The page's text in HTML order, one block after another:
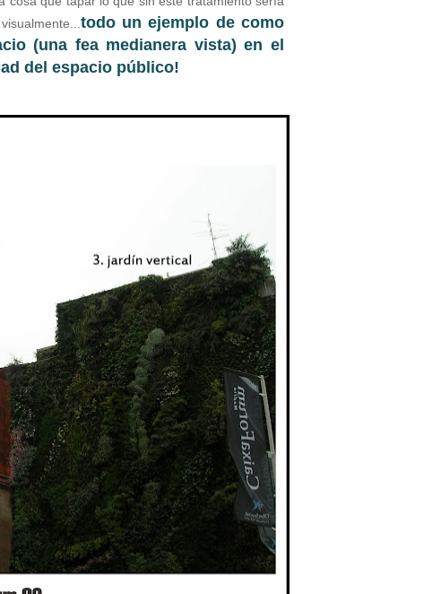
todo un ejemplo de como
(una fea medianera vista) en el
del espacio público!